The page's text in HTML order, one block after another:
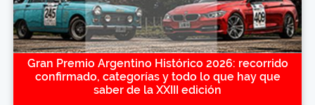
Gran Premio Argentino Histórico 2026: recorrido
confirmado, categorías y todo lo que hay que
saber de la XXIII edición